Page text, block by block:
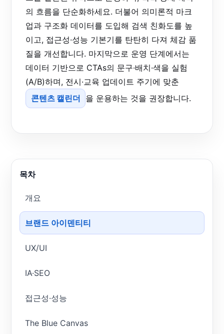
의 흐름을 단순화하세요. 더불어 의미론적 마크
업과 구조화 데이터를 도입해 검색 친화도를 높
이고, 접근성·성능 기본기를 탄탄히 다져 체감 품
질을 개선합니다. 마지막으로 운영 단계에서는
데이터 기반으로 CTAs의 문구·배치·색을 실험
(A/B)하며, 전시·교육 업데이트 주기에 맞춘
콘텐츠 캘린더
을 운용하는 것을 권장합니다.
목차
개요
브랜드 아이덴티티
UX/UI
IA·SEO
접근성·성능
The Blue Canvas